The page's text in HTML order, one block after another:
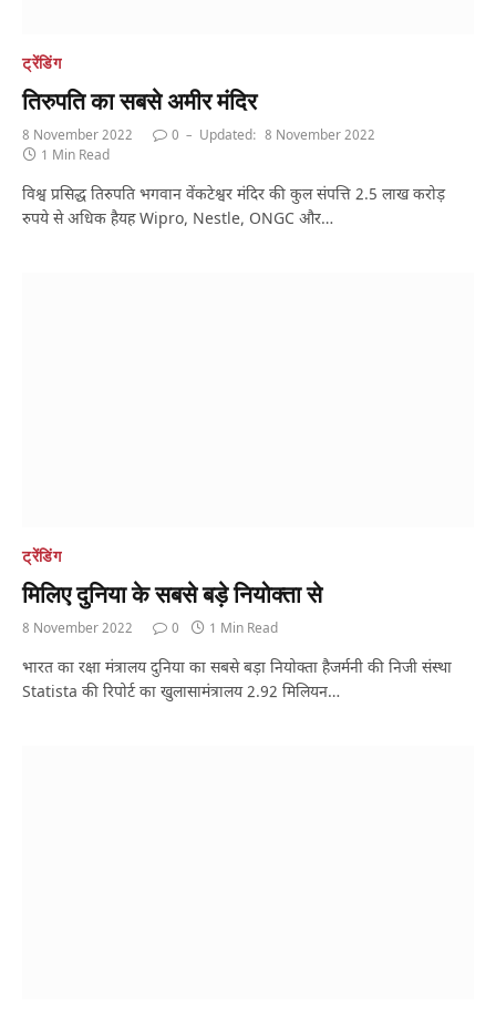
ट्रेंडिंग
तिरुपति का सबसे अमीर मंदिर
8 November 2022 0 Updated: 8 November 2022
1 Min Read
विश्व प्रसिद्ध तिरुपति भगवान वेंकटेश्वर मंदिर की कुल संपत्ति 2.5 लाख करोड़
रुपये से अधिक हैयह Wipro, Nestle, ONGC और…
ट्रेंडिंग
मिलिए दुनिया के सबसे बड़े नियोक्ता से
8 November 2022 0 1 Min Read
भारत का रक्षा मंत्रालय दुनिया का सबसे बड़ा नियोक्ता हैजर्मनी की निजी संस्था
Statista की रिपोर्ट का खुलासामंत्रालय 2.92 मिलियन…